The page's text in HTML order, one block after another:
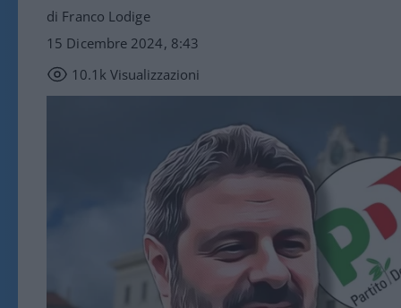
di Franco Lodige
15 Dicembre 2024, 8:43
10.1k Visualizzazioni